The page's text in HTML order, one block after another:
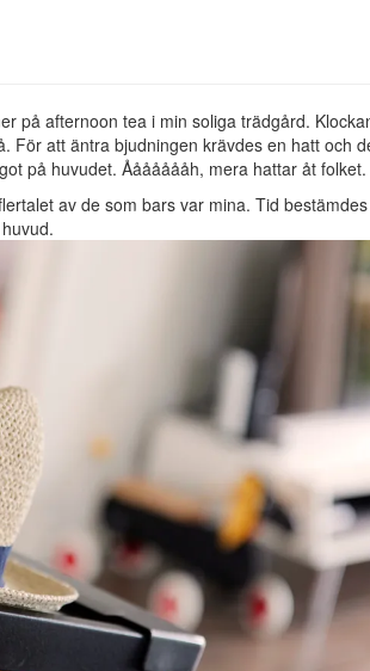
på afternoon tea i min soliga trädgård.
För att äntra bjudningen krävdes en hatt och
på huvudet. Åååååååh, mera hattar åt folket.
av de som bars var mina. Tid